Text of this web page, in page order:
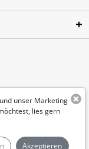
unser Marketing
lies gern
Akzeptieren